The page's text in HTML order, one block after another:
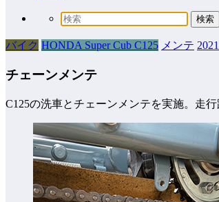
バイク HONDA Super Cub C125 メンテ
チェーンメンテ
C125の洗車とチェーンメンテを実施。走